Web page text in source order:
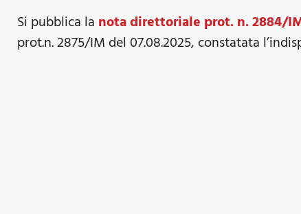
Si pubblica la nota direttoriale prot. n. 2884/
prot.n. 2875/IM del 07.08.2025, constatata